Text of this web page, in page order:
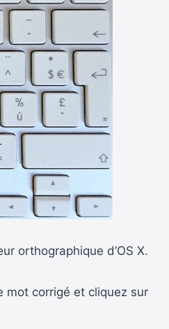
orthographique d’OS X.
mot corrigé et cliquez sur